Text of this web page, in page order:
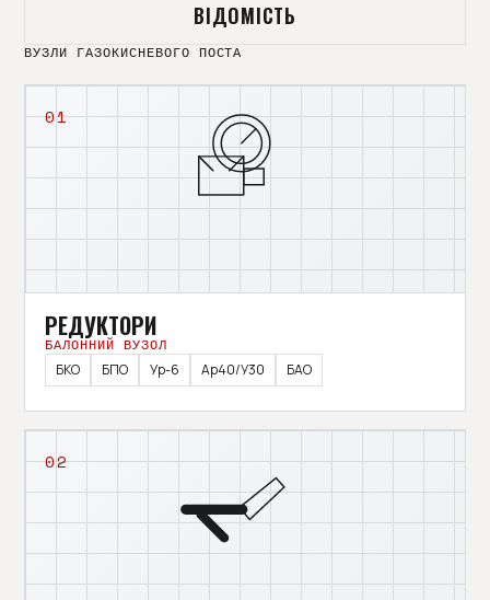
ВІДОМІСТЬ
ВУЗЛИ ГАЗОКИСНЕВОГО ПОСТА
01
РЕДУКТОРИ
БАЛОННИЙ ВУЗОЛ
БКО
БПО Ур-6 Ар40/У30 БАО
02